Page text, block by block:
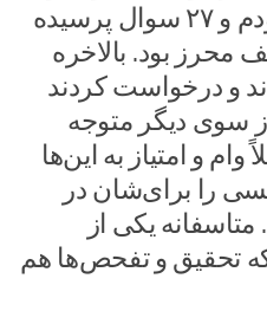
تحقیق و تفحص کرده بودم و ۲۷ سوال پرسیده
مورد تخلف محرز بود. بالاخره
و درخواست کردند
سوی دیگر متوجه
مثلاً وام و امتیاز به این‌ها
را برای‌شان در
یکی از
تحقیق و تفحص‌ها هم